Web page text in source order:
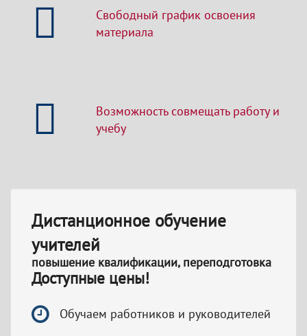
Свободный график освоения
материала
Возможность совмещать работу и
учебу
Дистанционное обучение
учителей
повышение квалификации, переподготовка
Доступные цены!
Обучаем работников и руководителей